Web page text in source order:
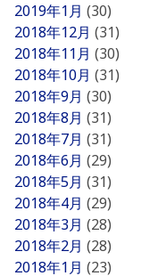
2019年1月 (30)
2018年12月 (31)
2018年11月 (30)
2018年10月 (31)
2018年9月 (30)
2018年8月 (31)
2018年7月 (31)
2018年6月 (29)
2018年5月 (31)
2018年4月 (29)
2018年3月 (28)
2018年2月 (28)
2018年1月 (23)